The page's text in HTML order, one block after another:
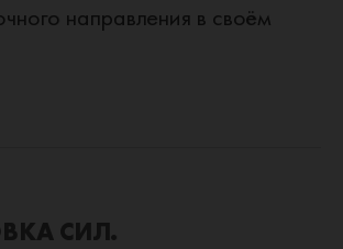
направления в своём
СИЛ.